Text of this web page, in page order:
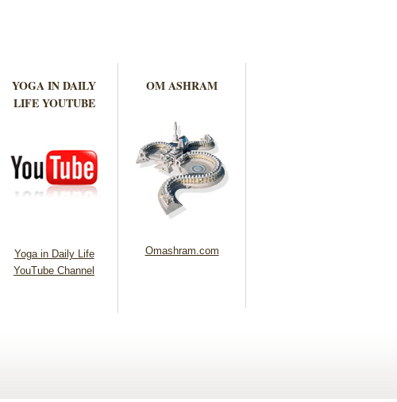
YOGA IN DAILY
LIFE YOUTUBE
Yoga in Daily Life
YouTube Channel
OM ASHRAM
Omashram.com